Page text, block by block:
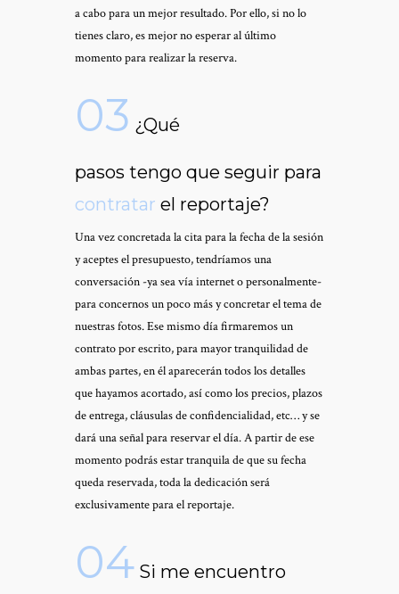
a cabo para un mejor resultado. Por ello, si no lo
tienes claro, es mejor no esperar al último
momento para realizar la reserva.
03 ¿Qué
pasos tengo que seguir para
contratar el reportaje?
Una vez concretada la cita para la fecha de la sesión
y aceptes el presupuesto, tendríamos una
conversación -ya sea vía internet o personalmente-
para concernos un poco más y concretar el tema de
nuestras fotos. Ese mismo día firmaremos un
contrato por escrito, para mayor tranquilidad de
ambas partes, en él aparecerán todos los detalles
que hayamos acortado, así como los precios, plazos
de entrega, cláusulas de confidencialidad, etc… y se
dará una señal para reservar el día. A partir de ese
momento podrás estar tranquila de que su fecha
queda reservada, toda la dedicación será
exclusivamente para el reportaje.
04 Si me encuentro